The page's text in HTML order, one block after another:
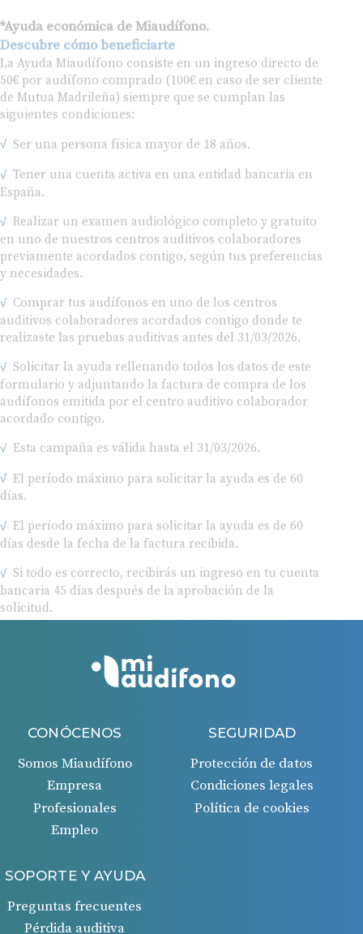
Descubre cómo beneficiarte
La Ayuda Miaudífono consiste en un ingreso directo de
50€ por audífono comprado (100€ en caso de ser cliente
de Mutua Madrileña) siempre que se cumplan las
siguientes condiciones:
España.
en uno de nuestros centros auditivos colaboradores
previamente acordados contigo, según tus preferencias
y necesidades.
auditivos colaboradores acordados contigo donde te
realizaste las pruebas auditivas antes del 31/03/2026.
formulario y adjuntando la factura de compra de los
audífonos emitida por el centro auditivo colaborador
acordado contigo.
días.
días desde la fecha de la factura recibida.
bancaria 45 días después de la aprobación de la
solicitud.
CONÓCENOS
Somos Miaudífono
Empresa
Profesionales
Empleo
SEGURIDAD
Protección de datos
Condiciones legales
Política de cookies
SOPORTE Y AYUDA
Preguntas frecuentes
Pérdida auditiva